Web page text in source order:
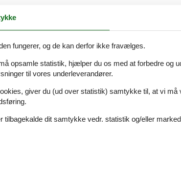
fungerer, og de kan derfor ikke fravælges.
opsamle statistik, hjælper du os med at forbedre og
til vores underleverandører.
giver du (ud over statistik) samtykke til, at vi må
dit samtykke vedr. statistik og/eller